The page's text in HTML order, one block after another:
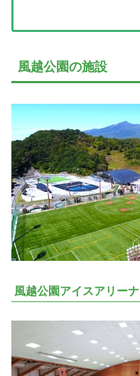
風越公園の施設
風越公園アイスアリーナ